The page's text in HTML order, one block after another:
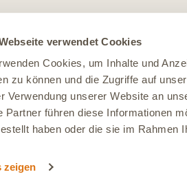
verwendet Cookies
Cookies, um Inhalte und
zu können und die Zugriffe auf
Verwendung unserer Website an
Partner führen diese Informationen
haben oder die sie im Rahmen
zeigen
Impressum